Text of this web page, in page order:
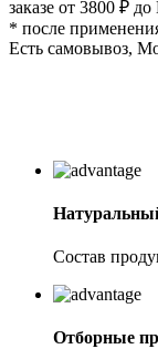
заказе от 3800 ₽
* после
Есть самовывоз,
Состав
Отборные